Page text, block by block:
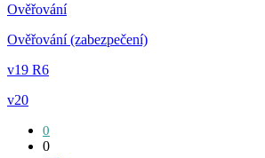
Ověřování
Ověřování (zabezpečení)
v19 R6
v20
0
0